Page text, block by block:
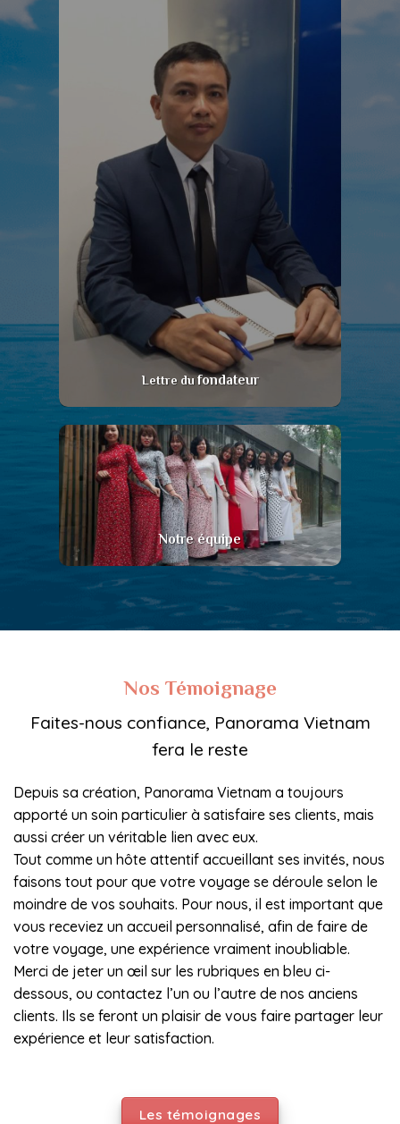
Lettre dufondateur
Notre équipe
Nos Témoignage
Faites-nous confiance, Panorama Vietnam
fera le reste
Depuis sa création, Panorama Vietnam a toujours
apporté un soin particulier à satisfaire ses clients, mais
aussi créer un véritable lien avec eux.
Tout comme un hôte attentif accueillant ses invités, nous
faisons tout pour que votre voyage se déroule selon le
moindre de vos souhaits. Pour nous, il est important que
vous receviez un accueil personnalisé, afin de faire de
votre voyage, une expérience vraiment inoubliable.
Merci de jeter un œil sur les rubriques en bleu ci-
dessous, ou contactez l’un ou l’autre de nos anciens
clients. Ils se feront un plaisir de vous faire partager leur
expérience et leur satisfaction.
Les témoignages